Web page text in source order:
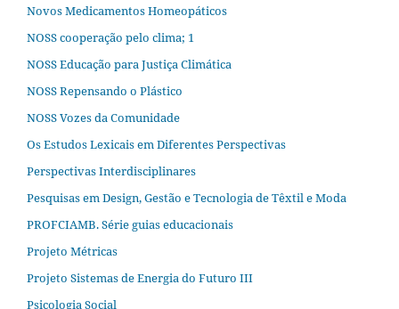
Novos Medicamentos Homeopáticos
NOSS cooperação pelo clima; 1
NOSS Educação para Justiça Climática
NOSS Repensando o Plástico
NOSS Vozes da Comunidade
Os Estudos Lexicais em Diferentes Perspectivas
Perspectivas Interdisciplinares
Pesquisas em Design, Gestão e Tecnologia de Têxtil e Moda
PROFCIAMB. Série guias educacionais
Projeto Métricas
Projeto Sistemas de Energia do Futuro III
Psicologia Social